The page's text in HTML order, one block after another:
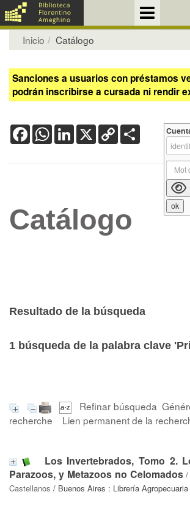
Inicio Catálogo
Sanciones a usuarios con préstamos
podrán inscribirse a cursada ni rendir
FacebookWhatsApp
LinkedIn
X Copy
Link
Catálogo
Resultado de la búsqueda
1 búsqueda de la palabra clave
Refinar búsqueda
recherche
Lien permanent de la
Los Invertebrados, Tomo 2.
Parazoos, y Metazoos no Celomados
Castellanos / Buenos Aires : Librería Agropecuaria